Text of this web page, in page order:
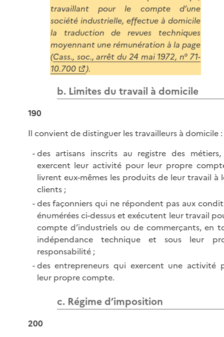
travaillant pour le compte d’une
société industrielle, effectue à domicile
la traduction de revues techniques
moyennant une rémunération à la page
(Cass., soc., arrêt du 24 mai 1972, n° 71-
10.700
).
b. Limites du travail à domicile
190
Il convient de distinguer les travailleurs à domicile :
des artisans inscrits au registre des
exercent leur activité pour leur propre
livrent eux-mêmes les produits de leur travail à
clients ;
des façonniers qui ne répondent pas aux
énumérées ci-dessus et exécutent leur travail
compte d’industriels ou de commerçants, en
indépendance technique et sous leur
responsabilité ;
des entrepreneurs qui exercent une activité
leur propre compte.
c. Régime d’imposition
200